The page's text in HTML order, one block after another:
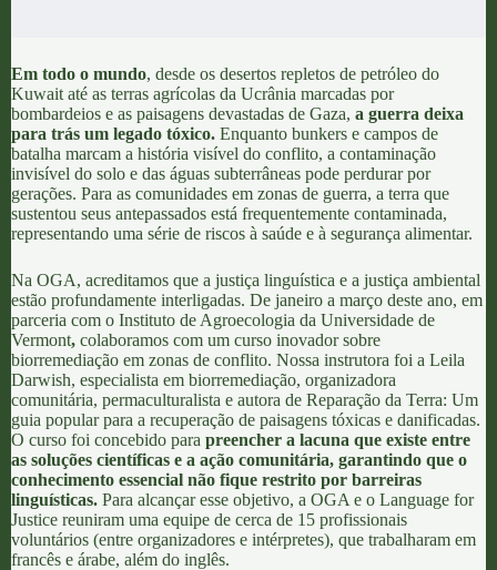
Em todo o mundo, desde os desertos repletos de petróleo do
Kuwait até as terras agrícolas da Ucrânia marcadas por
bombardeios e as paisagens devastadas de Gaza, a guerra deixa
para trás um legado tóxico. Enquanto bunkers e campos de
batalha marcam a história visível do conflito, a contaminação
invisível do solo e das águas subterrâneas pode perdurar por
gerações. Para as comunidades em zonas de guerra, a terra que
sustentou seus antepassados está frequentemente contaminada,
representando uma série de riscos à saúde e à segurança alimentar.
Na OGA, acreditamos que a justiça linguística e a justiça ambiental
estão profundamente interligadas. De janeiro a março deste ano, em
parceria com o Instituto de Agroecologia da Universidade de
Vermont, colaboramos com um curso inovador sobre
biorremediação em zonas de conflito. Nossa instrutora foi a Leila
Darwish, especialista em biorremediação, organizadora
comunitária, permaculturalista e autora de Reparação da Terra: Um
guia popular para a recuperação de paisagens tóxicas e danificadas.
O curso foi concebido para preencher a lacuna que existe entre
as soluções científicas e a ação comunitária, garantindo que o
conhecimento essencial não fique restrito por barreiras
linguísticas. Para alcançar esse objetivo, a OGA e o Language for
Justice reuniram uma equipe de cerca de 15 profissionais
voluntários (entre organizadores e intérpretes), que trabalharam em
francês e árabe, além do inglês.